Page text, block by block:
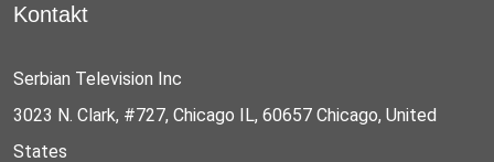
Kontakt
Serbian Television Inc
3023 N. Clark, #727, Chicago IL, 60657 Chicago, United
States